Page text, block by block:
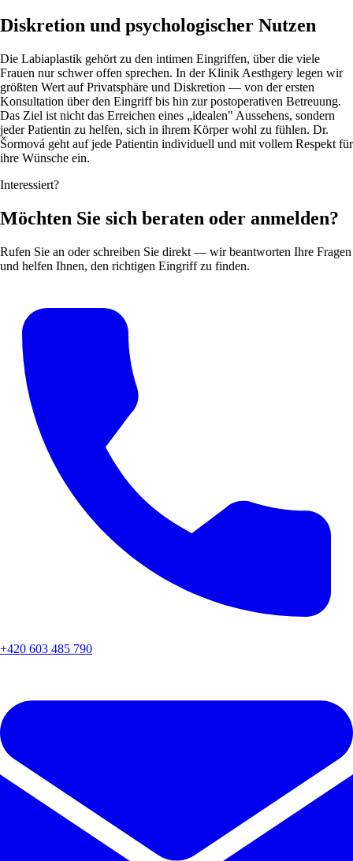
Diskretion und psychologischer Nutzen
Die Labiaplastik gehört zu den intimen Eingriffen, über die viele
Frauen nur schwer offen sprechen. In der Klinik Aesthgery legen wir
größten Wert auf Privatsphäre und Diskretion — von der ersten
Konsultation über den Eingriff bis hin zur postoperativen Betreuung.
Das Ziel ist nicht das Erreichen eines „idealen" Aussehens, sondern
jeder Patientin zu helfen, sich in ihrem Körper wohl zu fühlen. Dr.
Šormová geht auf jede Patientin individuell und mit vollem Respekt für
ihre Wünsche ein.
Interessiert?
Möchten Sie sich beraten oder anmelden?
Rufen Sie an oder schreiben Sie direkt — wir beantworten Ihre Fragen
und helfen Ihnen, den richtigen Eingriff zu finden.
+420 603 485 790